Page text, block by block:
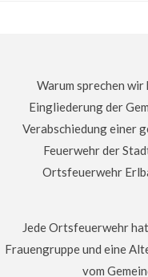
Warum sprechen
Eingliederung der
Verabschiedung einer
Feuerwehr der
Ortsfeuerwehr
Jede Ortsfeuerwehr
Frauengruppe und eine
vom